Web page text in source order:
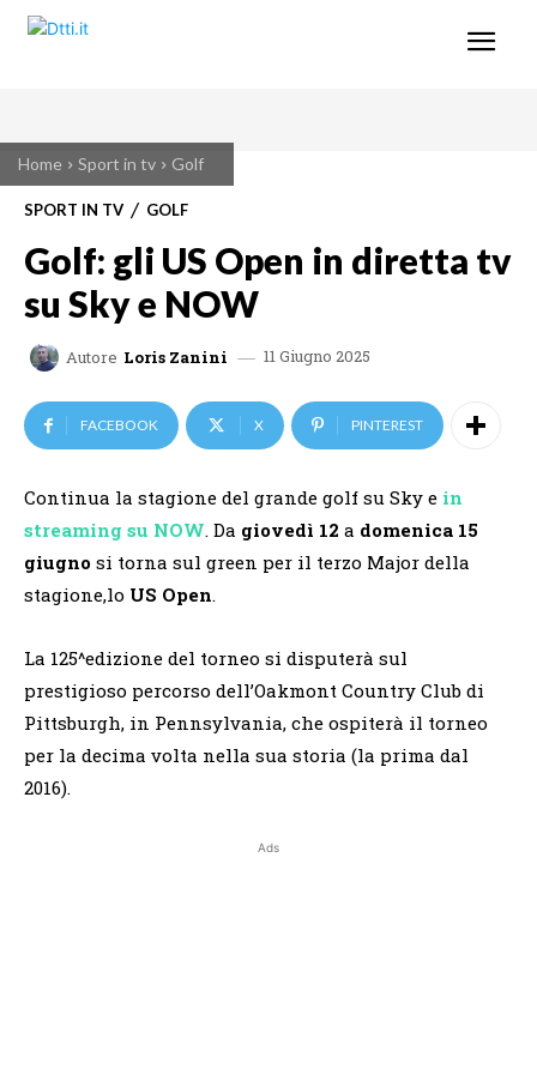
Home Sport in tv Golf
SPORT IN TV GOLF
Golf: gli US Open in diretta tv
su Sky e NOW
Autore Loris Zanini 11 Giugno 2025
FACEBOOK X PINTEREST
Continua la stagione del grande golf su Sky e in
streaming su NOW. Da giovedì 12 a domenica 15
giugno si torna sul green per il terzo Major della
stagione,lo US Open.
La 125^edizione del torneo si disputerà sul
prestigioso percorso dell’Oakmont Country Club di
Pittsburgh, in Pennsylvania, che ospiterà il torneo
per la decima volta nella sua storia (la prima dal
2016).
Ads